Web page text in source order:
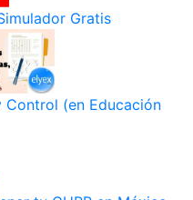
Gratis
Control (en Educación